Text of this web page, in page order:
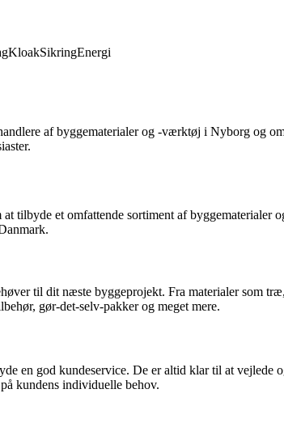
KloakSikringEnergi
af byggematerialer og -værktøj i Nyborg og
tilbyde et omfattende sortiment af
til dit næste byggeprojekt. Fra materialer som
gør-det-selv-pakker og meget mere.
en god kundeservice. De er altid klar til at
kundens individuelle behov.